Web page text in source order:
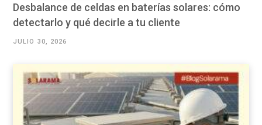
Desbalance de celdas en baterías solares: cómo
detectarlo y qué decirle a tu cliente
JULIO 30, 2026